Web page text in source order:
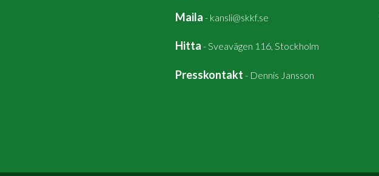
Maila - kansli@skkf.se
Hitta -Sveavägen 116, Stockholm
Presskontakt - Dennis Jansson